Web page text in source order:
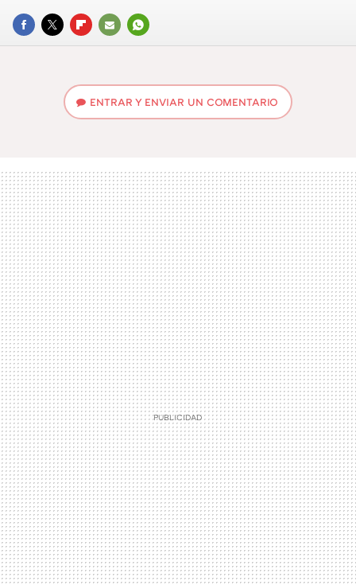
FACEBOOK
TWITTERFLIPBOARD
E-
WHATSAPP
ENTRAR Y ENVIAR UN COMENTARIO